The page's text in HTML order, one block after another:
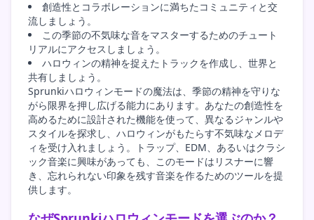
創造性とコラボレーションに満ちたコミュニティと交
流しましょう。
この季節の不気味な音をマスターするためのチュート
リアルにアクセスしましょう。
ハロウィンの精神を捉えたトラックを作成し、世界と
共有しましょう。
Sprunkiハロウィンモードの魔法は、季節の精神を守りな
がら限界を押し広げる能力にあります。あなたの創造性を
高めるために設計された機能を使って、異なるジャンルや
スタイルを探求し、ハロウィンがもたらす不気味なメロデ
ィを受け入れましょう。トラップ、EDM、あるいはクラシ
ック音楽に興味があっても、このモードはリスナーに響
き、忘れられない印象を残す音楽を作るためのツールを提
供します。